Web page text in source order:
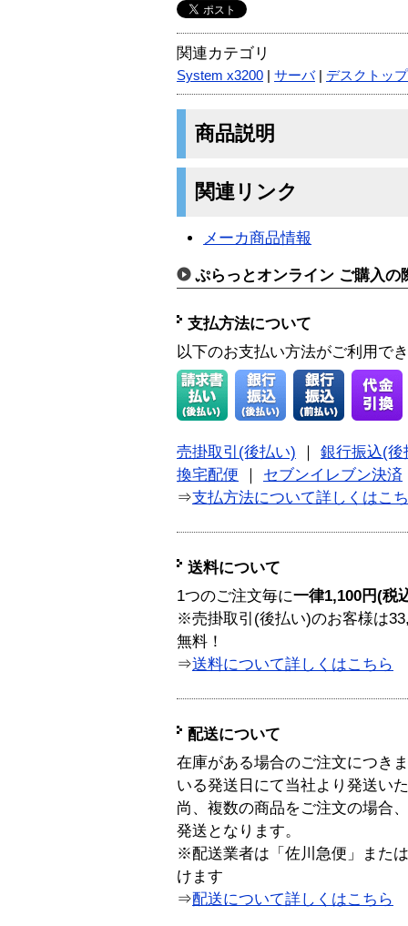
関連カテゴリ
System x3200 サーバ| デスクトッ
商品説明
関連リンク
メーカ商品情報
ぷらっとオンライン ご購入の
支払方法について
以下のお支払い方法がご利用で
売掛取引(後払い)
銀行振込(後
換宅配便
セブンイレブン決済
⇒支払方法について詳しくはこ
送料について
1つのご注文毎に一律1,100円(税
※売掛取引(後払い)のお客様は
無料！
⇒送料について詳しくはこちら
配送について
在庫がある場合のご注文につき
いる発送日にて当社より発送い
尚、複数の商品をご注文の場合
発送となります。
※配送業者は「佐川急便」また
けます
⇒配送について詳しくはこちら